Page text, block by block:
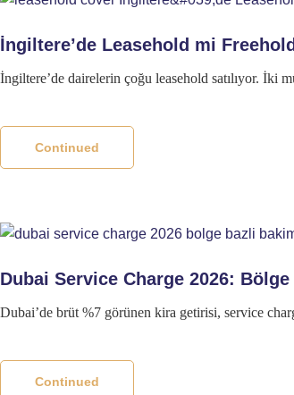
İngiltere’de Leasehold mi
İngiltere’de dairelerin çoğu leasehold satılıyor. İki
Continued
Dubai Service Charge 2026:
Dubai’de brüt %7 görünen kira getirisi, service
Continued